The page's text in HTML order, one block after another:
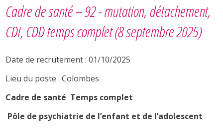
Cadre de santé – 92 -mutation, détachement,
CDI, CDD temps complet(8 septembre 2025)
Date de recrutement : 01/10/2025
Lieu du poste : Colombes
Cadre de santé Temps complet
Pôle de psychiatrie de l’enfant et de l’adolescent